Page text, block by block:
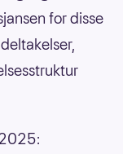
for disse